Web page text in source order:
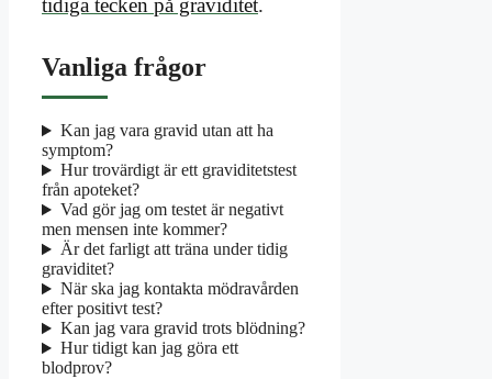
tidiga tecken på graviditet.
Vanliga frågor
Kan jag vara gravid utan att ha
symptom?
Hur trovärdigt är ett graviditetstest
från apoteket?
Vad gör jag om testet är negativt
men mensen inte kommer?
Är det farligt att träna under tidig
graviditet?
När ska jag kontakta mödravården
efter positivt test?
Kan jag vara gravid trots blödning?
Hur tidigt kan jag göra ett
blodprov?